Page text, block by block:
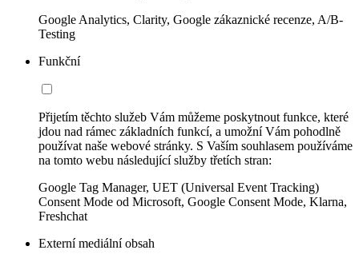
Google Analytics, Clarity, Google zákaznické recenze, A/B-
Testing
Funkční
Přijetím těchto služeb Vám můžeme poskytnout funkce, které
jdou nad rámec základních funkcí, a umožní Vám pohodlně
používat naše webové stránky. S Vaším souhlasem používáme
na tomto webu následující služby třetích stran:
Google Tag Manager, UET (Universal Event Tracking)
Consent Mode od Microsoft, Google Consent Mode, Klarna,
Freshchat
Externí mediální obsah